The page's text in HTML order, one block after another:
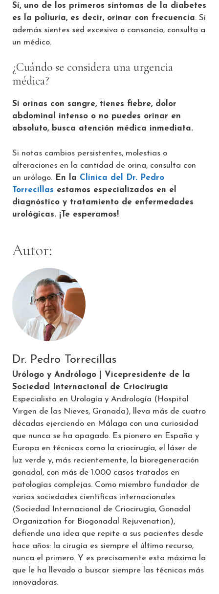
Sí, uno de los primeros síntomas de la diabetes
es la poliuria, es decir, orinar con frecuencia. Si
además sientes sed excesiva o cansancio, consulta a
un médico.
¿Cuándo se considera una urgencia
médica?
Si orinas con sangre, tienes fiebre, dolor
abdominal intenso o no puedes orinar en
absoluto, busca atención médica inmediata.
Si notas cambios persistentes, molestias o
alteraciones en la cantidad de orina, consulta con
un urólogo. En la Clínica del Dr. Pedro
Torrecillas estamos especializados en el
diagnóstico y tratamiento de enfermedades
urológicas. ¡Te esperamos!
Autor:
Dr. Pedro Torrecillas
Urólogo y Andrólogo | Vicepresidente de la
Sociedad Internacional de Criocirugía
Especialista en Urología y Andrología (Hospital
Virgen de las Nieves, Granada), lleva más de cuatro
décadas ejerciendo en Málaga con una curiosidad
que nunca se ha apagado. Es pionero en España y
Europa en técnicas como la criocirugía, el láser de
luz verde y, más recientemente, la bioregeneración
gonadal, con más de 1.000 casos tratados en
patologías complejas. Como miembro fundador de
varias sociedades científicas internacionales
(Sociedad Internacional de Criocirugía, Gonadal
Organization for Biogonadal Rejuvenation),
defiende una idea que repite a sus pacientes desde
hace años: la cirugía es siempre el último recurso,
nunca el primero. Y es precisamente esta máxima la
que le ha llevado a buscar siempre las técnicas más
innovadoras.